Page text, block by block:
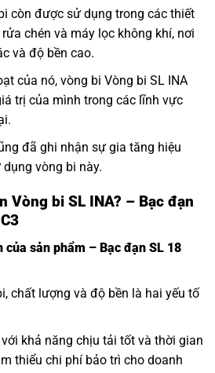
còn được sử dụng trong các thiết
chén và máy lọc không khí, nơi
và độ bền cao.
của nó, vòng bi Vòng bi SL INA
trị của mình trong các lĩnh vực
đã ghi nhận sự gia tăng hiệu
vòng bi này.
Vòng bi SL INA? – Bạc đạn
sản phẩm – Bạc đạn SL 18
chất lượng và độ bền là hai yếu tố
khả năng chịu tải tốt và thời gian
thiểu chi phí bảo trì cho doanh